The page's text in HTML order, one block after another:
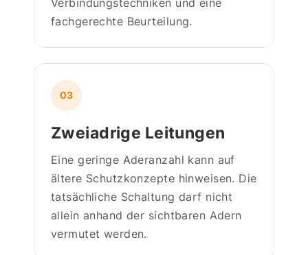
fachgerechte Beurteilung.
03
Zweiadrige Leitungen
Eine geringe Aderanzahl kann auf
ältere Schutzkonzepte hinweisen. Die
tatsächliche Schaltung darf nicht
allein anhand der sichtbaren Adern
vermutet werden.